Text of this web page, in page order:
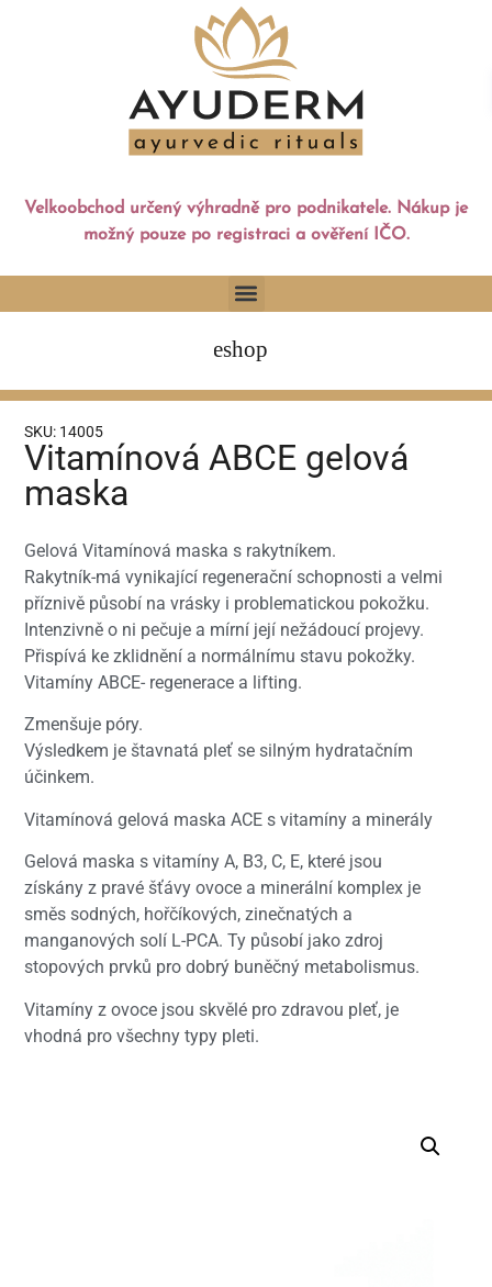
Velkoobchod určený výhradně pro podnikatele. Nákup je
možný pouze po registraci a ověření IČO.
eshop
SKU: 14005
Vitamínová ABCE gelová
maska
Gelová Vitamínová maska s rakytníkem.
Rakytník-má vynikající regenerační schopnosti a velmi
příznivě působí na vrásky i problematickou pokožku.
Intenzivně o ni pečuje a mírní její nežádoucí projevy.
Přispívá ke zklidnění a normálnímu stavu pokožky.
Vitamíny ABCE- regenerace a lifting.
Zmenšuje póry.
Výsledkem je štavnatá pleť se silným hydratačním
účinkem.
Vitamínová gelová maska ACE s vitamíny a minerály
Gelová maska s vitamíny A, B3, C, E, které jsou
získány z pravé šťávy ovoce a minerální komplex je
směs sodných, hořčíkových, zinečnatých a
manganových solí L-PCA. Ty působí jako zdroj
stopových prvků pro dobrý buněčný metabolismus.
Vitamíny z ovoce jsou skvělé pro zdravou pleť, je
vhodná pro všechny typy pleti.